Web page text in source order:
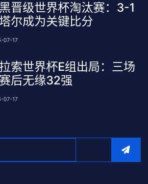
晋级世界杯淘汰赛：3-1
尔成为关键比分
07-17
索世界杯E组出局：三场
后无缘32强
07-17